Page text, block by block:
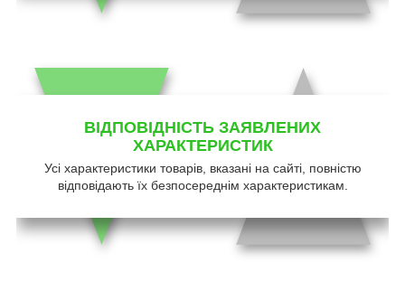
ВІДПОВІДНІСТЬ ЗАЯВЛЕНИХ
ХАРАКТЕРИСТИК
Усі характеристики товарів, вказані на сайті, повністю
відповідають їх безпосереднім характеристикам.